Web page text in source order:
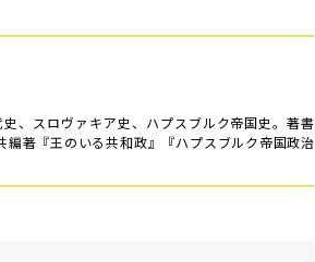
、スロヴァキア史、ハプスブルク帝国史。著書
著『王のいる共和政』『ハプスブルク帝国政治